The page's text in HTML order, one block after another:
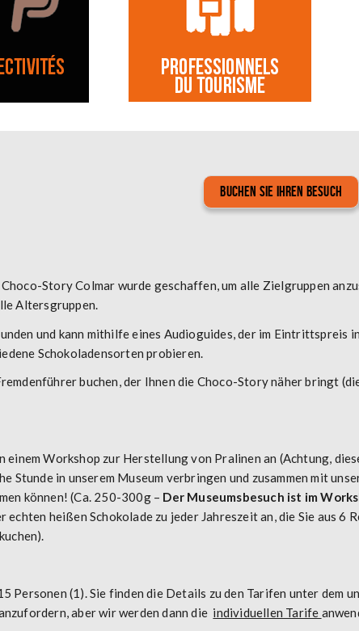
Buchen Sie Ihren Besuch
Story Colmar wurde geschaffen, um alle Zielgruppen
Altersgruppen.
und kann mithilfe eines Audioguides, der im
Schokoladensorten probieren.
buchen, der Ihnen die Choco-Story näher bringt
einem Workshop zur Herstellung von Pralinen an (Achtung,
Stunde in unserem Museum verbringen und zusammen mit
können! (Ca. 250-300g – Der Museumsbesuch ist im
heißen Schokolade zu jeder Jahreszeit an, die Sie aus 6
Personen (1). Sie finden die Details zu den Tarifen unter dem
aber wir werden dann die individuellen Tarife